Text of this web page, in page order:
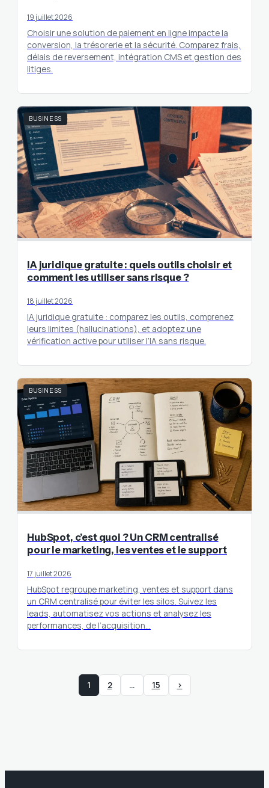
19 juillet 2026
Choisir une solution de paiement en ligne impacte la
conversion, la trésorerie et la sécurité. Comparez frais,
délais de reversement, intégration CMS et gestion des
litiges.
BUSINESS
IA juridique gratuite : quels outils choisir et
comment les utiliser sans risque ?
18 juillet 2026
IA juridique gratuite : comparez les outils, comprenez
leurs limites (hallucinations), et adoptez une
vérification active pour utiliser l’IA sans risque.
BUSINESS
HubSpot, c’est quoi ? Un CRM centralisé
pour le marketing, les ventes et le support
17 juillet 2026
HubSpot regroupe marketing, ventes et support dans
un CRM centralisé pour éviter les silos. Suivez les
leads, automatisez vos actions et analysez les
performances, de l’acquisition…
1 2 … 15 ›